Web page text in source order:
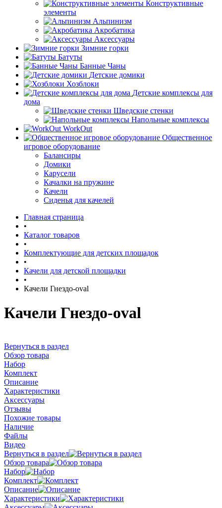
Конструктивные
элементы
Альпинизм
Акробатика
Аксессуары
Зимние горки
Батуты
Банные Чаны
Детские домики
Хозблоки
Детские комплексы для
дома
Шведские стенки
Напольные комплексы
WorkOut
Общественное
игровое оборудование
Балансиры
Домики
Карусели
Качалки на пружине
Качели
Сиденья для качелей
Главная страница
•
Каталог товаров
•
Комплектующие для детских площадок
•
Качели для детской площадки
•
Качели Гнездо-oval
Качели Гнездо-oval
Вернуться в раздел
Обзор товара
Набор
Комплект
Описание
Характеристики
Аксессуары
Отзывы
Похожие товары
Наличие
Файлы
Видео
Вернуться в раздел
Обзор товара
Набор
Комплект
Описание
Характеристики